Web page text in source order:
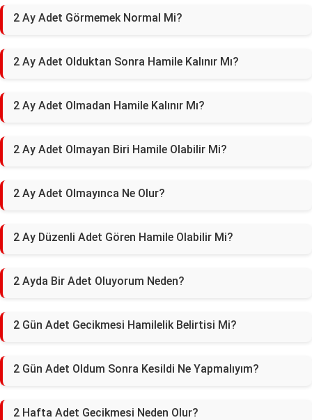
2 Ay Adet Görmemek Normal Mi?
2 Ay Adet Olduktan Sonra Hamile Kalınır Mı?
2 Ay Adet Olmadan Hamile Kalınır Mı?
2 Ay Adet Olmayan Biri Hamile Olabilir Mi?
2 Ay Adet Olmayınca Ne Olur?
2 Ay Düzenli Adet Gören Hamile Olabilir Mi?
2 Ayda Bir Adet Oluyorum Neden?
2 Gün Adet Gecikmesi Hamilelik Belirtisi Mi?
2 Gün Adet Oldum Sonra Kesildi Ne Yapmalıyım?
2 Hafta Adet Gecikmesi Neden Olur?